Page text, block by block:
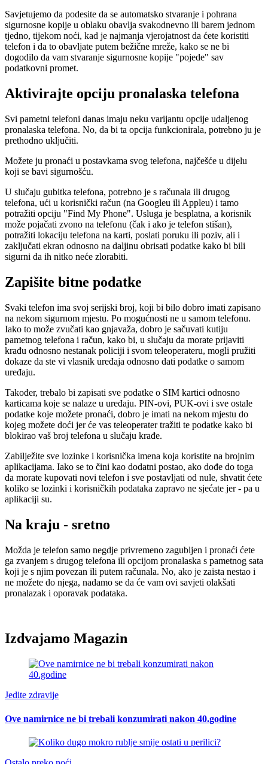
Savjetujemo da podesite da se automatsko stvaranje i pohrana
sigurnosne kopije u oblaku obavlja svakodnevno ili barem jednom
tjedno, tijekom noći, kad je najmanja vjerojatnost da ćete koristiti
telefon i da to obavljate putem bežične mreže, kako se ne bi
dogodilo da vam stvaranje sigurnosne kopije "pojede" sav
podatkovni promet.
Aktivirajte opciju pronalaska telefona
Svi pametni telefoni danas imaju neku varijantu opcije udaljenog
pronalaska telefona. No, da bi ta opcija funkcionirala, potrebno ju je
prethodno uključiti.
Možete ju pronaći u postavkama svog telefona, najčešće u dijelu
koji se bavi sigurnošću.
U slučaju gubitka telefona, potrebno je s računala ili drugog
telefona, ući u korisnički račun (na Googleu ili Appleu) i tamo
potražiti opciju "Find My Phone". Usluga je besplatna, a korisnik
može pojačati zvono na telefonu (čak i ako je telefon stišan),
potražiti lokaciju telefona na karti, poslati poruku ili poziv, ali i
zaključati ekran odnosno na daljinu obrisati podatke kako bi bili
sigurni da ih nitko neće zlorabiti.
Zapišite bitne podatke
Svaki telefon ima svoj serijski broj, koji bi bilo dobro imati zapisano
na nekom sigurnom mjestu. Po mogućnosti ne u samom telefonu.
Iako to može zvučati kao gnjavaža, dobro je sačuvati kutiju
pametnog telefona i račun, kako bi, u slučaju da morate prijaviti
krađu odnosno nestanak policiji i svom teleoperateru, mogli pružiti
dokaze da ste vi vlasnik uređaja odnosno dati podatke o samom
uređaju.
Također, trebalo bi zapisati sve podatke o SIM kartici odnosno
karticama koje se nalaze u uređaju. PIN-ovi, PUK-ovi i sve ostale
podatke koje možete pronaći, dobro je imati na nekom mjestu do
kojeg možete doći jer će vas teleoperater tražiti te podatke kako bi
blokirao vaš broj telefona u slučaju krađe.
Zabilježite sve lozinke i korisnička imena koja koristite na brojnim
aplikacijama. Iako se to čini kao dodatni postao, ako dođe do toga
da morate kupovati novi telefon i sve postavljati od nule, shvatit ćete
koliko se lozinki i korisničkih podataka zapravo ne sjećate jer - pa u
aplikaciji su.
Na kraju - sretno
Možda je telefon samo negdje privremeno zagubljen i pronaći ćete
ga zvanjem s drugog telefona ili opcijom pronalaska s pametnog sata
koji je s njim povezan ili putem računala. No, ako je zaista nestao i
ne možete do njega, nadamo se da će vam ovi savjeti olakšati
pronalazak i oporavak podataka.
Izdvajamo Magazin
Jedite zdravije
Ove namirnice ne bi trebali konzumirati nakon 40.godine